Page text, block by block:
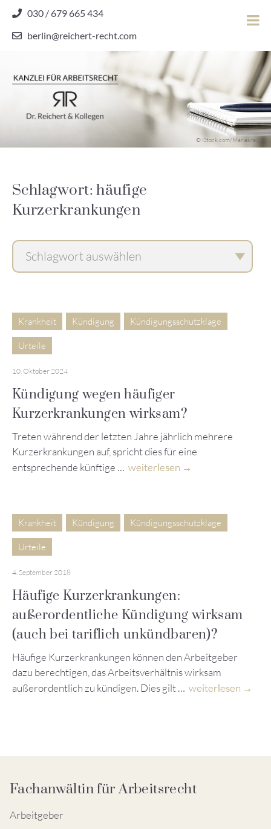
content
030 / 679 665 434
berlin@reichert-recht.com
Dr.
Reichert
Arbeitsrecht
© iStock.com/Mariakray
Schlagwort: häufige
Kurzerkrankungen
Krankheit Kündigung Kündigungsschutzklage
Urteile
10. Oktober 2024
Kündigung wegen häufiger
Kurzerkrankungen wirksam?
Treten während der letzten Jahre jährlich mehrere
Kurzerkrankungen auf, spricht dies für eine
entsprechende künftige … weiterlesen
Krankheit Kündigung Kündigungsschutzklage
Urteile
4. September 2018
Häufige Kurzerkrankungen:
außerordentliche Kündigung wirksam
(auch bei tariflich unkündbaren)?
Häufige Kurzerkrankungen können den Arbeitgeber
dazu berechtigen, das Arbeitsverhältnis wirksam
außerordentlich zu kündigen. Dies gilt … weiterlesen
Fachanwältin für Arbeitsrecht
Arbeitgeber